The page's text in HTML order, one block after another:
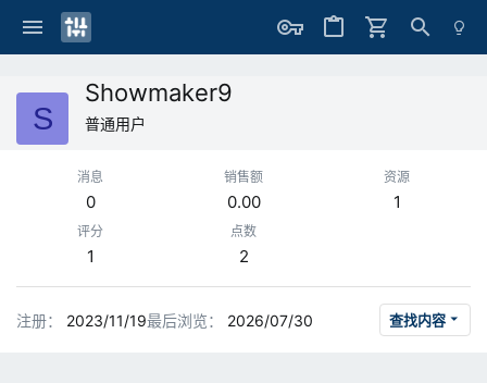
S
Showmaker9
普通用户
消息
0
销售额
0.00
资源
1
评分
1
点数
2
注册 2023/11/19最后浏览 2026/07/30 查找内容